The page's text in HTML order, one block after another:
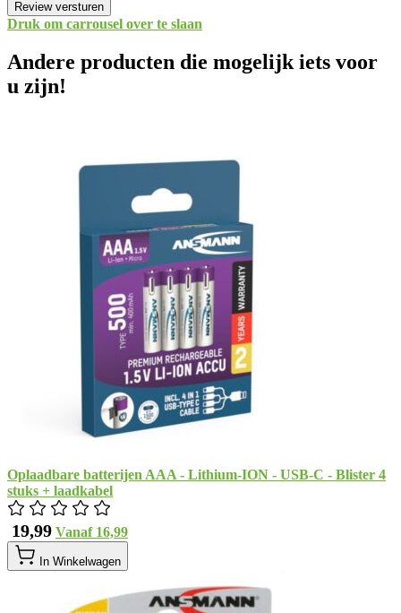
Review versturen
Druk om carrousel over te slaan
Andere producten die mogelijk iets voor
u zijn!
Oplaadbare batterijen AAA - Lithium-ION - USB-C - Blister 4
stuks + laadkabel
​ 19,99 Vanaf​ 16,99
In Winkelwagen